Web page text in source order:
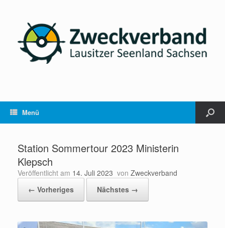
Menü
Station Sommertour 2023 Ministerin
Klepsch
Veröffentlicht am 14. Juli 2023 von Zweckverband
← Vorheriges
Nächstes →